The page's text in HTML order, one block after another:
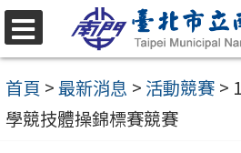
跳
至
主
要
選
單
首頁 >最新消息 > 活動競賽 >
學競技體操錦標賽競賽